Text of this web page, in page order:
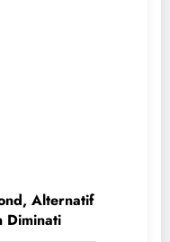
Alternatif
Diminati